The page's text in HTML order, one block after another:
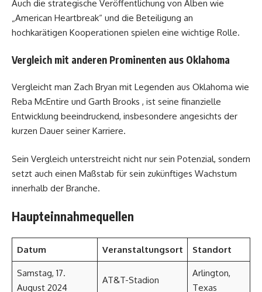
Auch die strategische Veröffentlichung von Alben wie
„American Heartbreak“ und die Beteiligung an
hochkarätigen Kooperationen spielen eine wichtige Rolle.
Vergleich mit anderen Prominenten aus Oklahoma
Vergleicht man Zach Bryan mit Legenden aus Oklahoma wie
Reba McEntire und Garth Brooks , ist seine finanzielle
Entwicklung beeindruckend, insbesondere angesichts der
kurzen Dauer seiner Karriere.
Sein Vergleich unterstreicht nicht nur sein Potenzial, sondern
setzt auch einen Maßstab für sein zukünftiges Wachstum
innerhalb der Branche.
Haupteinnahmequellen
Datum Veranstaltungsort Standort
Samstag, 17.
August 2024
AT&T-Stadion
Arlington,
Texas